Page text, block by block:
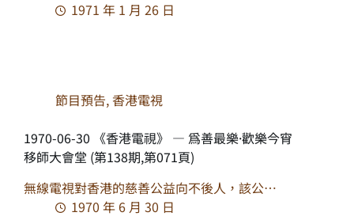
1971 年 1 月 26 日
節目預告,香港電視
1970-06-30 《香港電視》 — 爲善最樂·歡樂今宵
移師大會堂 (第138期,第071頁)
無線電視對香港的慈善公益向不後人，該公…
1970 年 6 月 30 日